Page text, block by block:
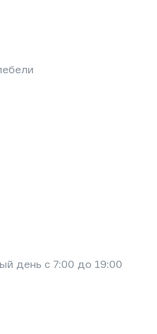
день с 7:00 до 19:00